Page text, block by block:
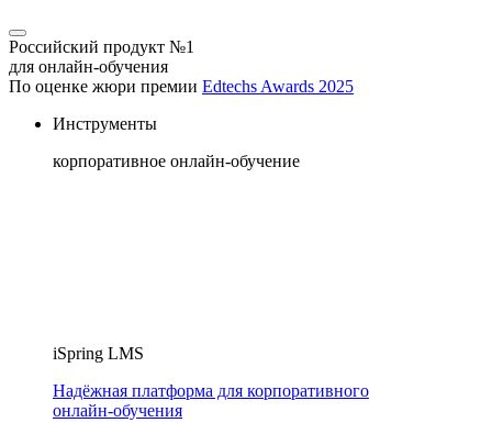
Российский продукт №1
для онлайн-обучения
По оценке жюри премии Edtechs Awards 2025
Инструменты
корпоративное онлайн-обучение
iSpring LMS
Надёжная платформа для корпоративного
онлайн‑обучения